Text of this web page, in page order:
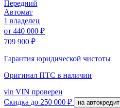
Передний
Автомат
1 владелец
от 440 000 ₽
709 900 ₽
Гарантия юридической чистоты
Оригинал ПТС в наличии
vin VIN проверен
Скидка до 250 000 ₽ на автокредит